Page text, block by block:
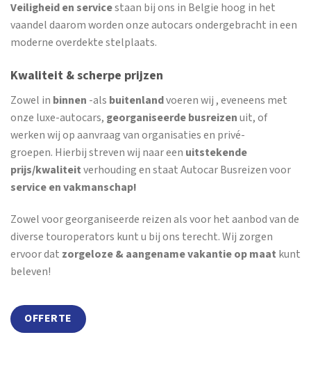
Veiligheid en servicestaan bij ons in Belgie hoog in het
vaandel daarom worden onze autocars ondergebracht in een
moderne overdekte stelplaats.
Kwaliteit & scherpe prijzen
Zowel in binnen -als buitenlandvoeren wij , eveneens met
onze luxe-autocars, georganiseerde busreizenuit, of
werken wij op aanvraag van organisaties en privé-
groepen. Hierbij streven wij naar een uitstekende
prijs/kwaliteitverhouding en staat Autocar Busreizen voor
service en vakmanschap!
Zowel voor georganiseerde reizen als voor het aanbod van de
diverse touroperators kunt u bij ons terecht. Wij zorgen
ervoor dat zorgeloze & aangename vakantie op maat kunt
beleven!
OFFERTE